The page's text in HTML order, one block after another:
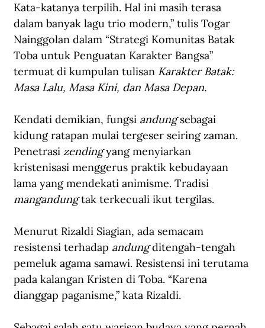
Kata-katanya terpilih. Hal ini masih terasa
dalam banyak lagu trio modern,” tulis Togar
Nainggolan dalam “Strategi Komunitas Batak
Toba untuk Penguatan Karakter Bangsa”
termuat di kumpulan tulisan Karakter Batak:
Masa Lalu, Masa Kini, dan Masa Depan.
Kendati demikian, fungsi andung sebagai
kidung ratapan mulai tergeser seiring zaman.
Penetrasi zending yang menyiarkan
kristenisasi menggerus praktik kebudayaan
lama yang mendekati animisme. Tradisi
mangandung tak terkecuali ikut tergilas.
Menurut Rizaldi Siagian, ada semacam
resistensi terhadap andung ditengah-tengah
pemeluk agama samawi. Resistensi ini terutama
pada kalangan Kristen di Toba. “Karena
dianggap paganisme,” kata Rizaldi.